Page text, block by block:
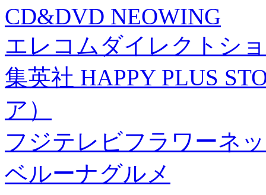
CD&DVD NEOWING
エレコムダイレクトシ
集英社 HAPPY PLUS
ア）
フジテレビフラワーネ
ベルーナグルメ